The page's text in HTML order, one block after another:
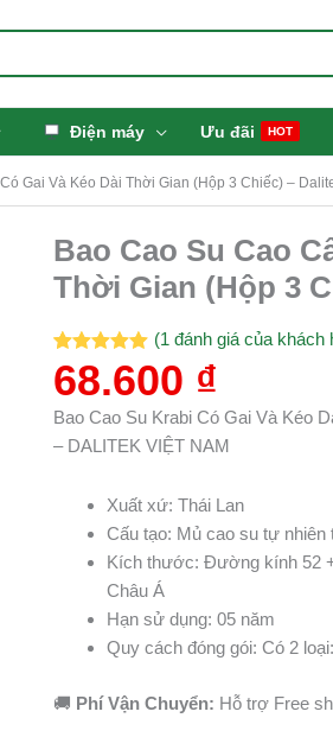
Điện máy Ưu đãi HOT
Gai Và Kéo Dài Thời Gian (Hộp 3 Chiếc) –
Bao Cao Su Cao
Thời Gian (Hộp 3
5.00trên 5
dựa trên
1
(1 đánh giá của khách
68.600 ₫
Bao Cao Su Krabi Có Gai Và Kéo
– DALITEK VIỆT NAM
Xuất xứ: Thái Lan
Cấu tạo: Mủ cao su tự
Kích thước: Đường kính 52
Châu Á
Hạn sử dụng: 05 năm
Quy cách đóng gói: Có 2
🚚 Phí Vận Chuyển: Hỗ trợ Free